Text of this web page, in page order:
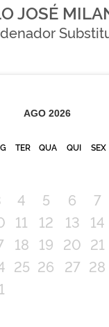
JOSÉ
AGO 2026
TER QUA QUI SEX
4 5 6 7
11 12 13 14
18 19 20 21
25 26 27 28